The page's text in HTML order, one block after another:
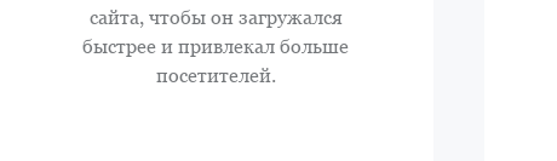
сайта, чтобы он загружался
быстрее и привлекал больше
посетителей.